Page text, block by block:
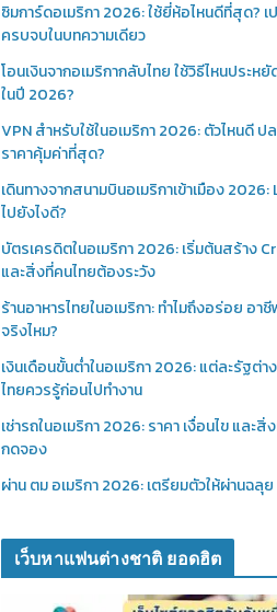
ซิมการ์ดอเมริกา 2026: ใช้ยี่ห้อไหนดีที่สุด? เ
ครบจบในบทความเดียว
โอนเงินจากอเมริกากลับไทย ใช้วิธีไหนประห
ในปี 2026?
VPN สำหรับใช้ในอเมริกา 2026: ตัวไหนดี
ราคาคุ้มค่าที่สุด?
เดินทางจากสนามบินอเมริกาเข้าเมือง 2026:
ไปยังไงดี?
บัตรเครดิตในอเมริกา 2026: เริ่มต้นสร้าง
และสิ่งที่คนไทยต้องระวัง
ร้านอาหารไทยในอเมริกา: ทำไมถึงอร่อย อาชี
จริงไหม?
เงินเดือนขั้นต่ำในอเมริกา 2026: แต่ละรัฐต่า
ไทยควรรู้ก่อนไปทำงาน
เช่ารถในอเมริกา 2026: ราคา เงื่อนไข และ
กดจอง
ผ่าน ตม อเมริกา 2026: เตรียมตัวให้ผ่านฉลุย
เว็บหาแฟนต่างชาติ ยอดฮิต